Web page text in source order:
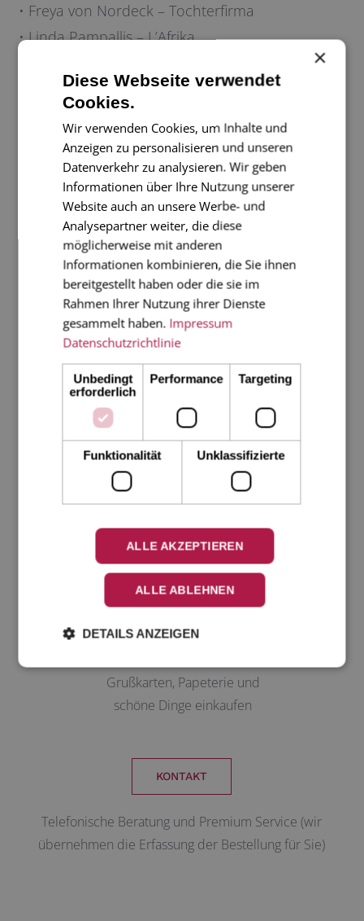
• Freya von Nordeck – Tochterfirma
• Linda Pampallis – L’Afrika
Hier gelangen Sie direkt zurück in unseren
Konfigurator, um individuelle Drucksachen
gestalten zu lassen, oder in unseren Onlineshop,
in dem Sie fertige Grußkarten, Papeterie und
schöne Dinge kaufen können.
DRUCKSACHEN GESTALTEN LASSEN
Exklusive Drucksachen von unseren Grafikern
gestalten und auf den feinsten Papieren drucken
lassen
ZUM SHOP
Grußkarten, Papeterie und
schöne Dinge einkaufen
KONTAKT
Telefonische Beratung und Premium Service (wir
übernehmen die Erfassung der Bestellung für Sie)
EIGENE DRUCKDATEN
Fertig gestaltete Drucksachen hochladen (ohne
Gestaltungsservice)
Infos zu Ihren Druckdaten erhalten Sie
×
Diese Webseite verwendet
Cookies.
Wir verwenden Cookies, um Inhalte und
Anzeigen zu personalisieren und unseren
Datenverkehr zu analysieren. Wir geben
Informationen über Ihre Nutzung unserer
Website auch an unsere Werbe- und
Analysepartner weiter, die diese
möglicherweise mit anderen
Informationen kombinieren, die Sie ihnen
bereitgestellt haben oder die sie im
Rahmen Ihrer Nutzung ihrer Dienste
gesammelt haben. Impressum
Datenschutzrichtlinie
Unbedingt
erforderlich
Performance Targeting
Funktionalität Unklassifizierte
ALLE AKZEPTIEREN
ALLE ABLEHNEN
DETAILS ANZEIGEN